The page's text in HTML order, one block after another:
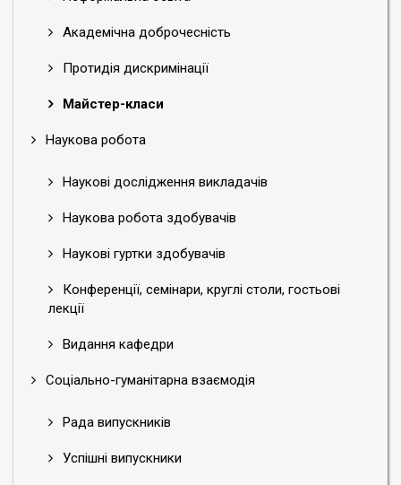
Академічна доброчесність
Протидія дискримінації
Майстер-класи
Наукова робота
Наукові дослідження викладачів
Наукова робота здобувачів
Наукові гуртки здобувачів
Конференції, семінари, круглі столи, гостьові
лекції
Видання кафедри
Соціально-гуманітарна взаємодія
Рада випускників
Успішні випускники